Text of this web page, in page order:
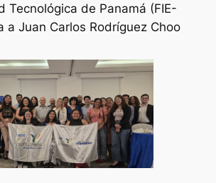
Tecnológica de Panamá (FIE-
a Juan Carlos Rodríguez Choo